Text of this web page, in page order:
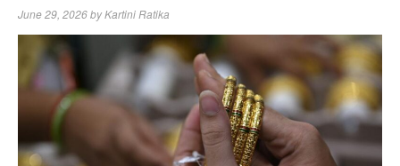
June 29, 2026byKartini Ratika